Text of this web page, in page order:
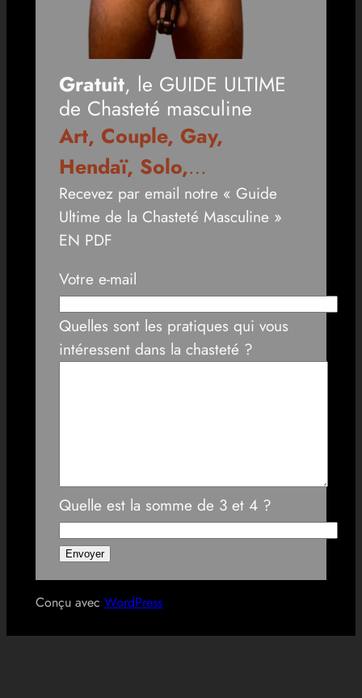
Gratuit, le GUIDE ULTIME
de Chasteté masculine
Art, Couple, Gay,
Hendaï, Solo,…
Recevez par email notre « Guide
Ultime de la Chasteté Masculine »
EN PDF
Votre e-mail
Quelles sont les pratiques qui vous
intéressent dans la chasteté ?
Quelle est la somme de 3 et 4 ?
Conçu avec WordPress